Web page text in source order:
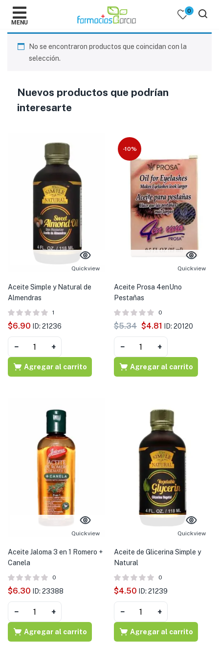
y Suplementos )
MENU
0
No se encontraron productos que coincidan con la
selección.
Nuevos productos que podrían
interesarte
Quickview
Aceite Simple y Natural de
Almendras
1
$6.90 ID: 21236
− +
Agregar al carrito
-10%
Quickview
Aceite Prosa 4enUno
Pestañas
0
$5.34 $4.81 ID: 20120
− +
Agregar al carrito
Quickview
Aceite Jaloma 3 en 1 Romero +
Canela
0
$6.30 ID: 23388
− +
Agregar al carrito
Quickview
Aceite de Glicerina Simple y
Natural
0
$4.50 ID: 21239
− +
Agregar al carrito